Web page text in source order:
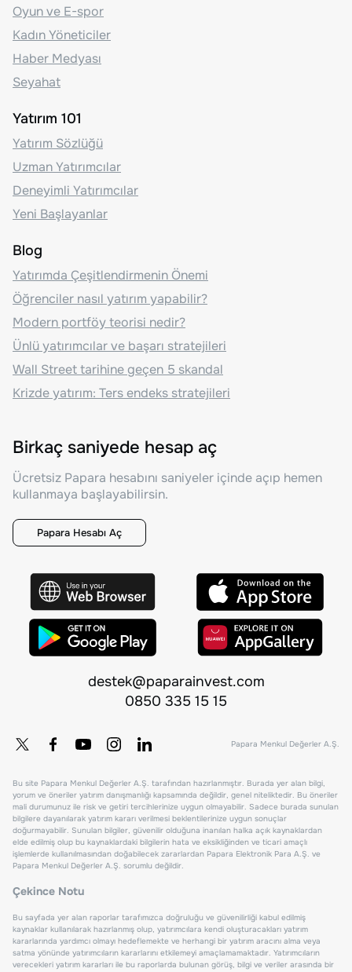
Oyun ve E-spor
Kadın Yöneticiler
Haber Medyası
Seyahat
Yatırım 101
Yatırım Sözlüğü
Uzman Yatırımcılar
Deneyimli Yatırımcılar
Yeni Başlayanlar
Blog
Yatırımda Çeşitlendirmenin Önemi
Öğrenciler nasıl yatırım yapabilir?
Modern portföy teorisi nedir?
Ünlü yatırımcılar ve başarı stratejileri
Wall Street tarihine geçen 5 skandal
Krizde yatırım: Ters endeks stratejileri
Birkaç saniyede hesap aç
Ücretsiz Papara hesabını saniyeler içinde açıp hemen
kullanmaya başlayabilirsin.
Papara Hesabı Aç
destek@paparainvest.com
0850 335 15 15
Papara Menkul Değerler A.Ş.
Bu site Papara Menkul Değerler A.Ş. tarafından hazırlanmıştır. Burada yer alan bilgi,
yorum ve öneriler yatırım danışmanlığı kapsamında değildir, genel niteliktedir. Bu öneriler
mali durumunuz ile risk ve getiri tercihlerinize uygun olmayabilir. Sadece burada sunulan
bilgilere dayanılarak yatırım kararı verilmesi beklentilerinize uygun sonuçlar
doğurmayabilir. Sunulan bilgiler, güvenilir olduğuna inanılan halka açık kaynaklardan
elde edilmiş olup bu kaynaklardaki bilgilerin hata ve eksikliğinden ve ticari amaçlı
işlemlerde kullanılmasından doğabilecek zararlardan Papara Elektronik Para A.Ş. ve
Papara Menkul Değerler A.Ş. sorumlu değildir.
Çekince Notu
Bu sayfada yer alan raporlar tarafımızca doğruluğu ve güvenilirliği kabul edilmiş
kaynaklar kullanılarak hazırlanmış olup, yatırımcılara kendi oluşturacakları yatırım
kararlarında yardımcı olmayı hedeflemekte ve herhangi bir yatırım aracını alma veya
satma yönünde yatırımcıların kararlarını etkilemeyi amaçlamamaktadır. Yatırımcıların
verecekleri yatırım kararları ile bu raporlarda bulunan görüş, bilgi ve veriler arasında bir